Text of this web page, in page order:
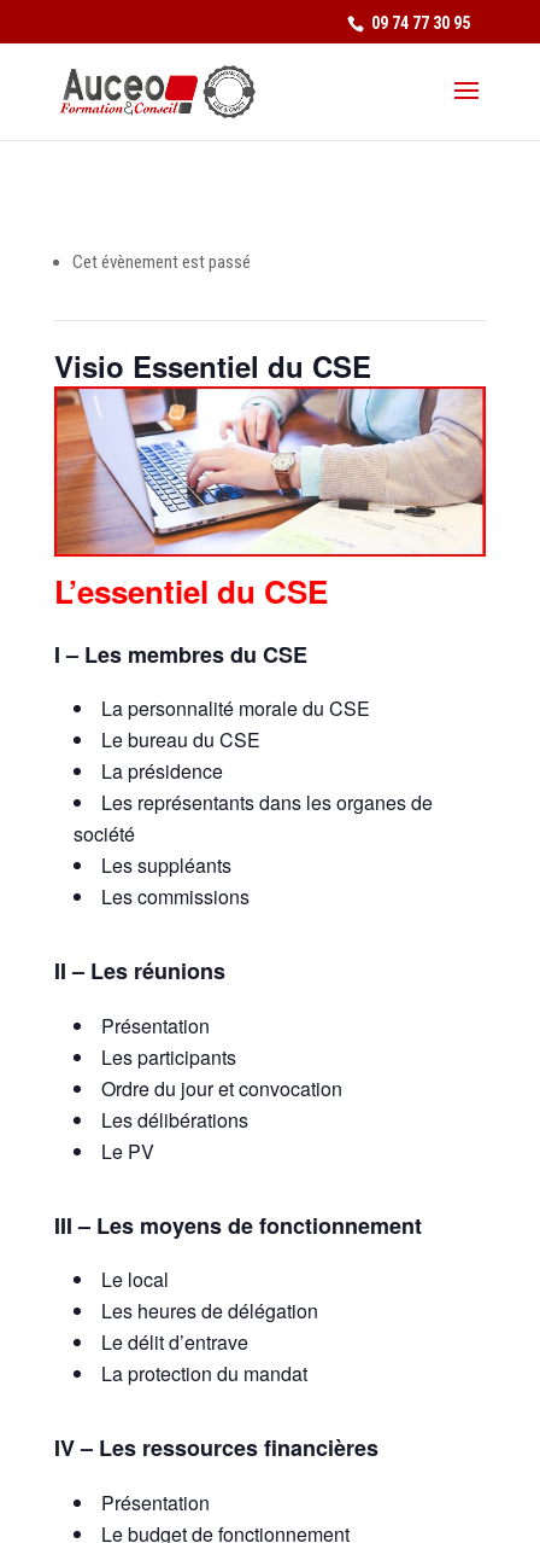
09 74 77 30 95
Cet évènement est passé
Visio Essentiel du CSE
L’essentiel du CSE
I – Les membres du CSE
La personnalité morale du CSE
Le bureau du CSE
La présidence
Les représentants dans les organes de
société
Les suppléants
Les commissions
II – Les réunions
Présentation
Les participants
Ordre du jour et convocation
Les délibérations
Le PV
III – Les moyens de fonctionnement
Le local
Les heures de délégation
Le délit d’entrave
La protection du mandat
IV – Les ressources financières
Présentation
Le budget de fonctionnement